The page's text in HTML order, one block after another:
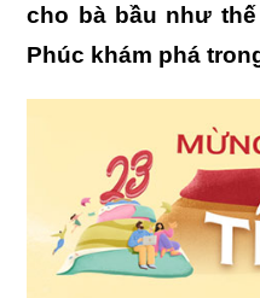
cho bà bầu như
Phúc khám phá